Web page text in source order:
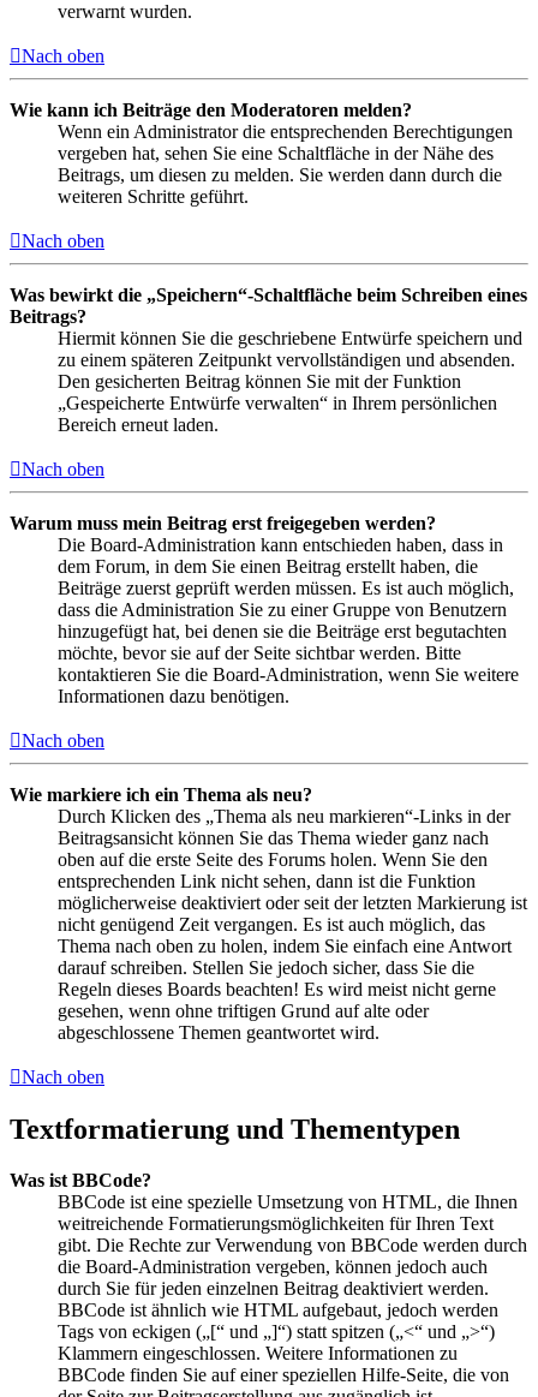
verwarnt wurden.
Nach oben
Wie kann ich Beiträge den Moderatoren melden?
Wenn ein Administrator die entsprechenden Berechtigungen
vergeben hat, sehen Sie eine Schaltfläche in der Nähe des
Beitrags, um diesen zu melden. Sie werden dann durch die
weiteren Schritte geführt.
Nach oben
Was bewirkt die „Speichern“-Schaltfläche beim Schreiben eines
Beitrags?
Hiermit können Sie die geschriebene Entwürfe speichern und
zu einem späteren Zeitpunkt vervollständigen und absenden.
Den gesicherten Beitrag können Sie mit der Funktion
„Gespeicherte Entwürfe verwalten“ in Ihrem persönlichen
Bereich erneut laden.
Nach oben
Warum muss mein Beitrag erst freigegeben werden?
Die Board-Administration kann entschieden haben, dass in
dem Forum, in dem Sie einen Beitrag erstellt haben, die
Beiträge zuerst geprüft werden müssen. Es ist auch möglich,
dass die Administration Sie zu einer Gruppe von Benutzern
hinzugefügt hat, bei denen sie die Beiträge erst begutachten
möchte, bevor sie auf der Seite sichtbar werden. Bitte
kontaktieren Sie die Board-Administration, wenn Sie weitere
Informationen dazu benötigen.
Nach oben
Wie markiere ich ein Thema als neu?
Durch Klicken des „Thema als neu markieren“-Links in der
Beitragsansicht können Sie das Thema wieder ganz nach
oben auf die erste Seite des Forums holen. Wenn Sie den
entsprechenden Link nicht sehen, dann ist die Funktion
möglicherweise deaktiviert oder seit der letzten Markierung ist
nicht genügend Zeit vergangen. Es ist auch möglich, das
Thema nach oben zu holen, indem Sie einfach eine Antwort
darauf schreiben. Stellen Sie jedoch sicher, dass Sie die
Regeln dieses Boards beachten! Es wird meist nicht gerne
gesehen, wenn ohne triftigen Grund auf alte oder
abgeschlossene Themen geantwortet wird.
Nach oben
Textformatierung und Thementypen
Was ist BBCode?
BBCode ist eine spezielle Umsetzung von HTML, die Ihnen
weitreichende Formatierungsmöglichkeiten für Ihren Text
gibt. Die Rechte zur Verwendung von BBCode werden durch
die Board-Administration vergeben, können jedoch auch
durch Sie für jeden einzelnen Beitrag deaktiviert werden.
BBCode ist ähnlich wie HTML aufgebaut, jedoch werden
Tags von eckigen („[“ und „]“) statt spitzen („<“ und „>“)
Klammern eingeschlossen. Weitere Informationen zu
BBCode finden Sie auf einer speziellen Hilfe-Seite, die von